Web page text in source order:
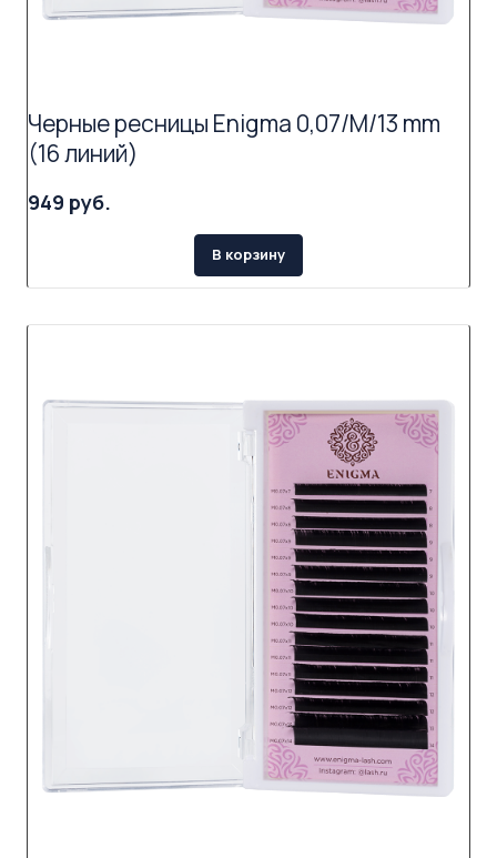
Черные ресницы Enigma 0,07/M/13 mm
(16 линий)
949 руб.
В корзину